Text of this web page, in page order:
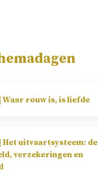
Waar rouw is, is liefde
Het uitvaartsysteem: de
verzekeringen en